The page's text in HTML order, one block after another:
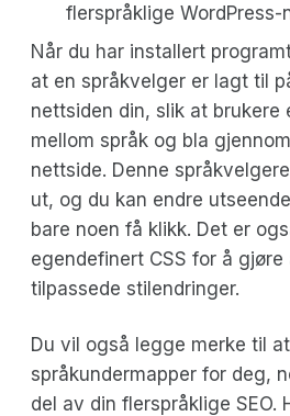
flerspråklige
Når du har installert
at en språkvelger er lagt til
nettsiden din, slik at brukere
mellom språk og bla
nettside. Denne
ut, og du kan endre
bare noen få klikk. Det er
egendefinert CSS for å gjøre
tilpassede stilendringer.
Du vil også legge merke til
språkundermapper for deg,
del av din flerspråklige SEO.